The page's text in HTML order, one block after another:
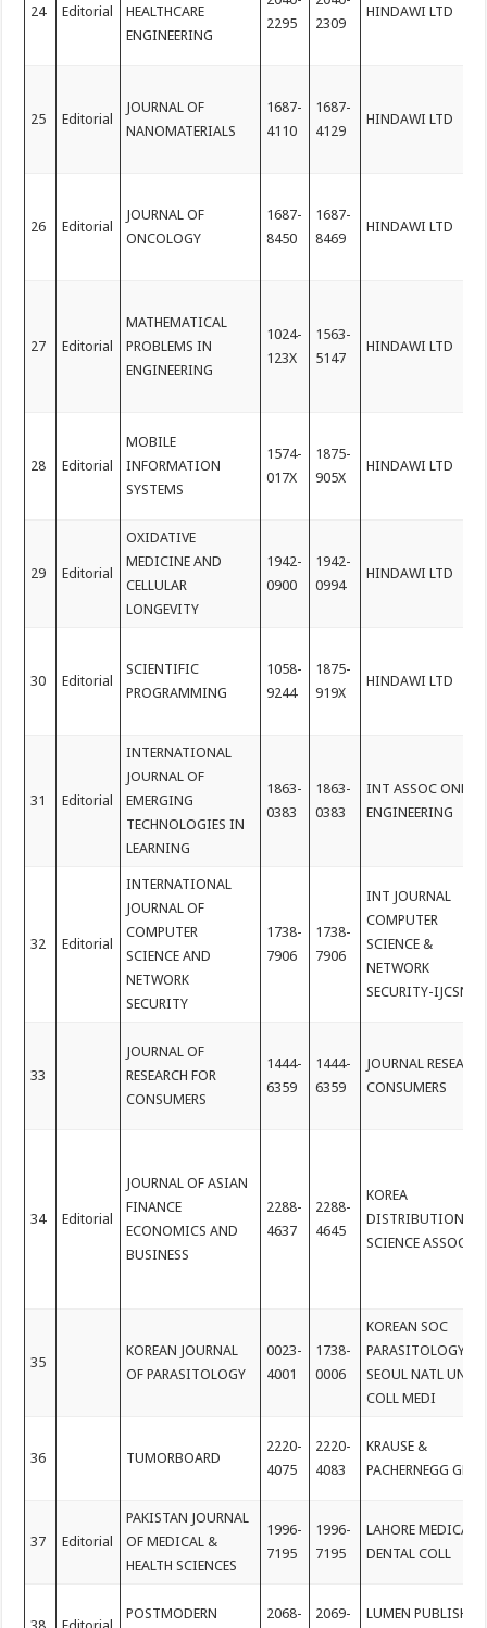
24 Editorial
HEALTHCARE
ENGINEERING
2295
2309
HINDAWI LTD
25 Editorial
JOURNAL OF
NANOMATERIALS
1687-
4110
1687-
4129
HINDAWI LTD
26 Editorial
JOURNAL OF
ONCOLOGY
1687-
8450
1687-
8469
HINDAWI LTD
27 Editorial
MATHEMATICAL
PROBLEMS IN
ENGINEERING
1024-
123X
1563-
5147
HINDAWI LTD
28 Editorial
MOBILE
INFORMATION
SYSTEMS
1574-
017X
1875-
905X
HINDAWI LTD
29 Editorial
OXIDATIVE
MEDICINE AND
CELLULAR
LONGEVITY
1942-
0900
1942-
0994
HINDAWI LTD
30 Editorial
SCIENTIFIC
PROGRAMMING
1058-
9244
1875-
919X
HINDAWI LTD
31 Editorial
INTERNATIONAL
JOURNAL OF
EMERGING
TECHNOLOGIES IN
LEARNING
1863-
0383
1863-
0383
INT ASSOC
ENGINEERING
32 Editorial
INTERNATIONAL
JOURNAL OF
COMPUTER
SCIENCE AND
NETWORK
SECURITY
1738-
7906
1738-
7906
INT JOURNAL
COMPUTER
SCIENCE &
NETWORK
SECURITY-IJCSNS
33
JOURNAL OF
RESEARCH FOR
CONSUMERS
1444-
6359
1444-
6359
JOURNAL
CONSUMERS
34 Editorial
JOURNAL OF ASIAN
FINANCE
ECONOMICS AND
BUSINESS
2288-
4637
2288-
4645
KOREA
DISTRIBUTION
SCIENCE ASSOC
35
KOREAN JOURNAL
OF PARASITOLOGY
0023-
4001
1738-
0006
KOREAN SOC
PARASITOLOGY,
SEOUL NATL UNIV
COLL MEDI
36 TUMORBOARD
2220-
4075
2220-
4083
KRAUSE &
PACHERNEGG
37 Editorial
PAKISTAN JOURNAL
OF MEDICAL &
HEALTH SCIENCES
1996-
7195
1996-
7195
LAHORE MEDICAL
DENTAL COLL
POSTMODERN
2068-
2069-
LUMEN